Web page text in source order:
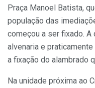
Praça Manoel Batista,
população das
começou a ser fixado. A
alvenaria e
a fixação do alambrado
Na unidade próxima ao